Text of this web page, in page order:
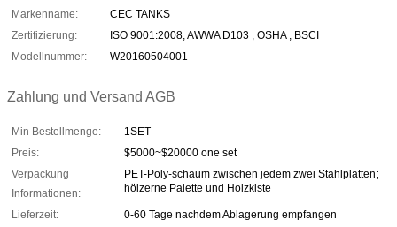
Markenname:
CEC TANKS
Zertifizierung:
ISO 9001:2008, AWWA D103 , OSHA , BSCI
Modellnummer:
W20160504001
Zahlung und Versand AGB
Min Bestellmenge:
1SET
Preis:
$5000~$20000 one set
Verpackung
Informationen:
PET-Poly-schaum zwischen jedem zwei Stahlplatten;
hölzerne Palette und Holzkiste
Lieferzeit:
0-60 Tage nachdem Ablagerung empfangen